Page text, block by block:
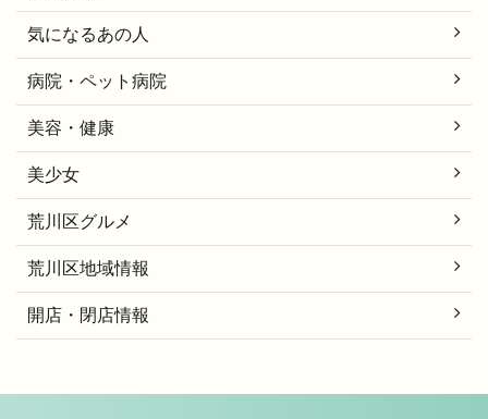
気になるあの人
病院・ペット病院
美容・健康
美少女
荒川区グルメ
荒川区地域情報
開店・閉店情報